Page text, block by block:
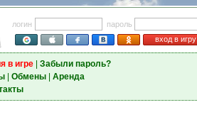
логин
пароль
вход в игру
в игре| Забыли пароль?
| Обмены| Аренда